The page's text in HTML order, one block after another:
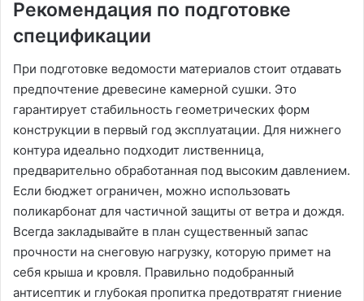
Рекомендация по подготовке
спецификации
При подготовке ведомости материалов стоит отдавать
предпочтение древесине камерной сушки. Это
гарантирует стабильность геометрических форм
конструкции в первый год эксплуатации. Для нижнего
контура идеально подходит лиственница,
предварительно обработанная под высоким давлением.
Если бюджет ограничен, можно использовать
поликарбонат для частичной защиты от ветра и дождя.
Всегда закладывайте в план существенный запас
прочности на снеговую нагрузку, которую примет на
себя крыша и кровля. Правильно подобранный
антисептик и глубокая пропитка предотвратят гниение